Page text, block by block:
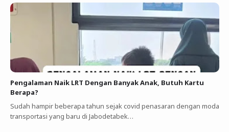
Pengalaman Naik LRT Dengan Banyak Anak, Butuh Kartu
Berapa?
Sudah hampir beberapa tahun sejak covid penasaran dengan moda
transportasi yang baru di Jabodetabek…